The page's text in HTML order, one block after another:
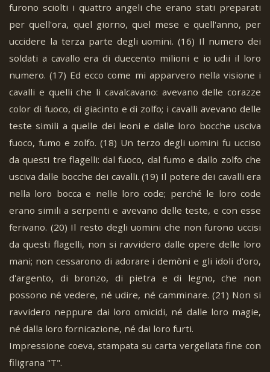
furono sciolti i quattro angeli che erano stati preparati
per quell'ora, quel giorno, quel mese e quell'anno, per
uccidere la terza parte degli uomini. (16) Il numero dei
soldati a cavallo era di duecento milioni e io udii il loro
numero. (17) Ed ecco come mi apparvero nella visione i
cavalli e quelli che li cavalcavano: avevano delle corazze
color di fuoco, di giacinto e di zolfo; i cavalli avevano delle
teste simili a quelle dei leoni e dalle loro bocche usciva
fuoco, fumo e zolfo. (18) Un terzo degli uomini fu ucciso
da questi tre flagelli: dal fuoco, dal fumo e dallo zolfo che
usciva dalle bocche dei cavalli. (19) Il potere dei cavalli era
nella loro bocca e nelle loro code; perché le loro code
erano simili a serpenti e avevano delle teste, e con esse
ferivano. (20) Il resto degli uomini che non furono uccisi
da questi flagelli, non si ravvidero dalle opere delle loro
mani; non cessarono di adorare i demòni e gli idoli d'oro,
d'argento, di bronzo, di pietra e di legno, che non
possono né vedere, né udire, né camminare. (21) Non si
ravvidero neppure dai loro omicidi, né dalle loro magie,
né dalla loro fornicazione, né dai loro furti.
Impressione coeva, stampata su carta vergellata fine con
filigrana "T".